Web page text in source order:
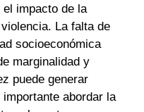
el impacto de la
La falta de
socioeconómica
marginalidad y
puede generar
abordar la